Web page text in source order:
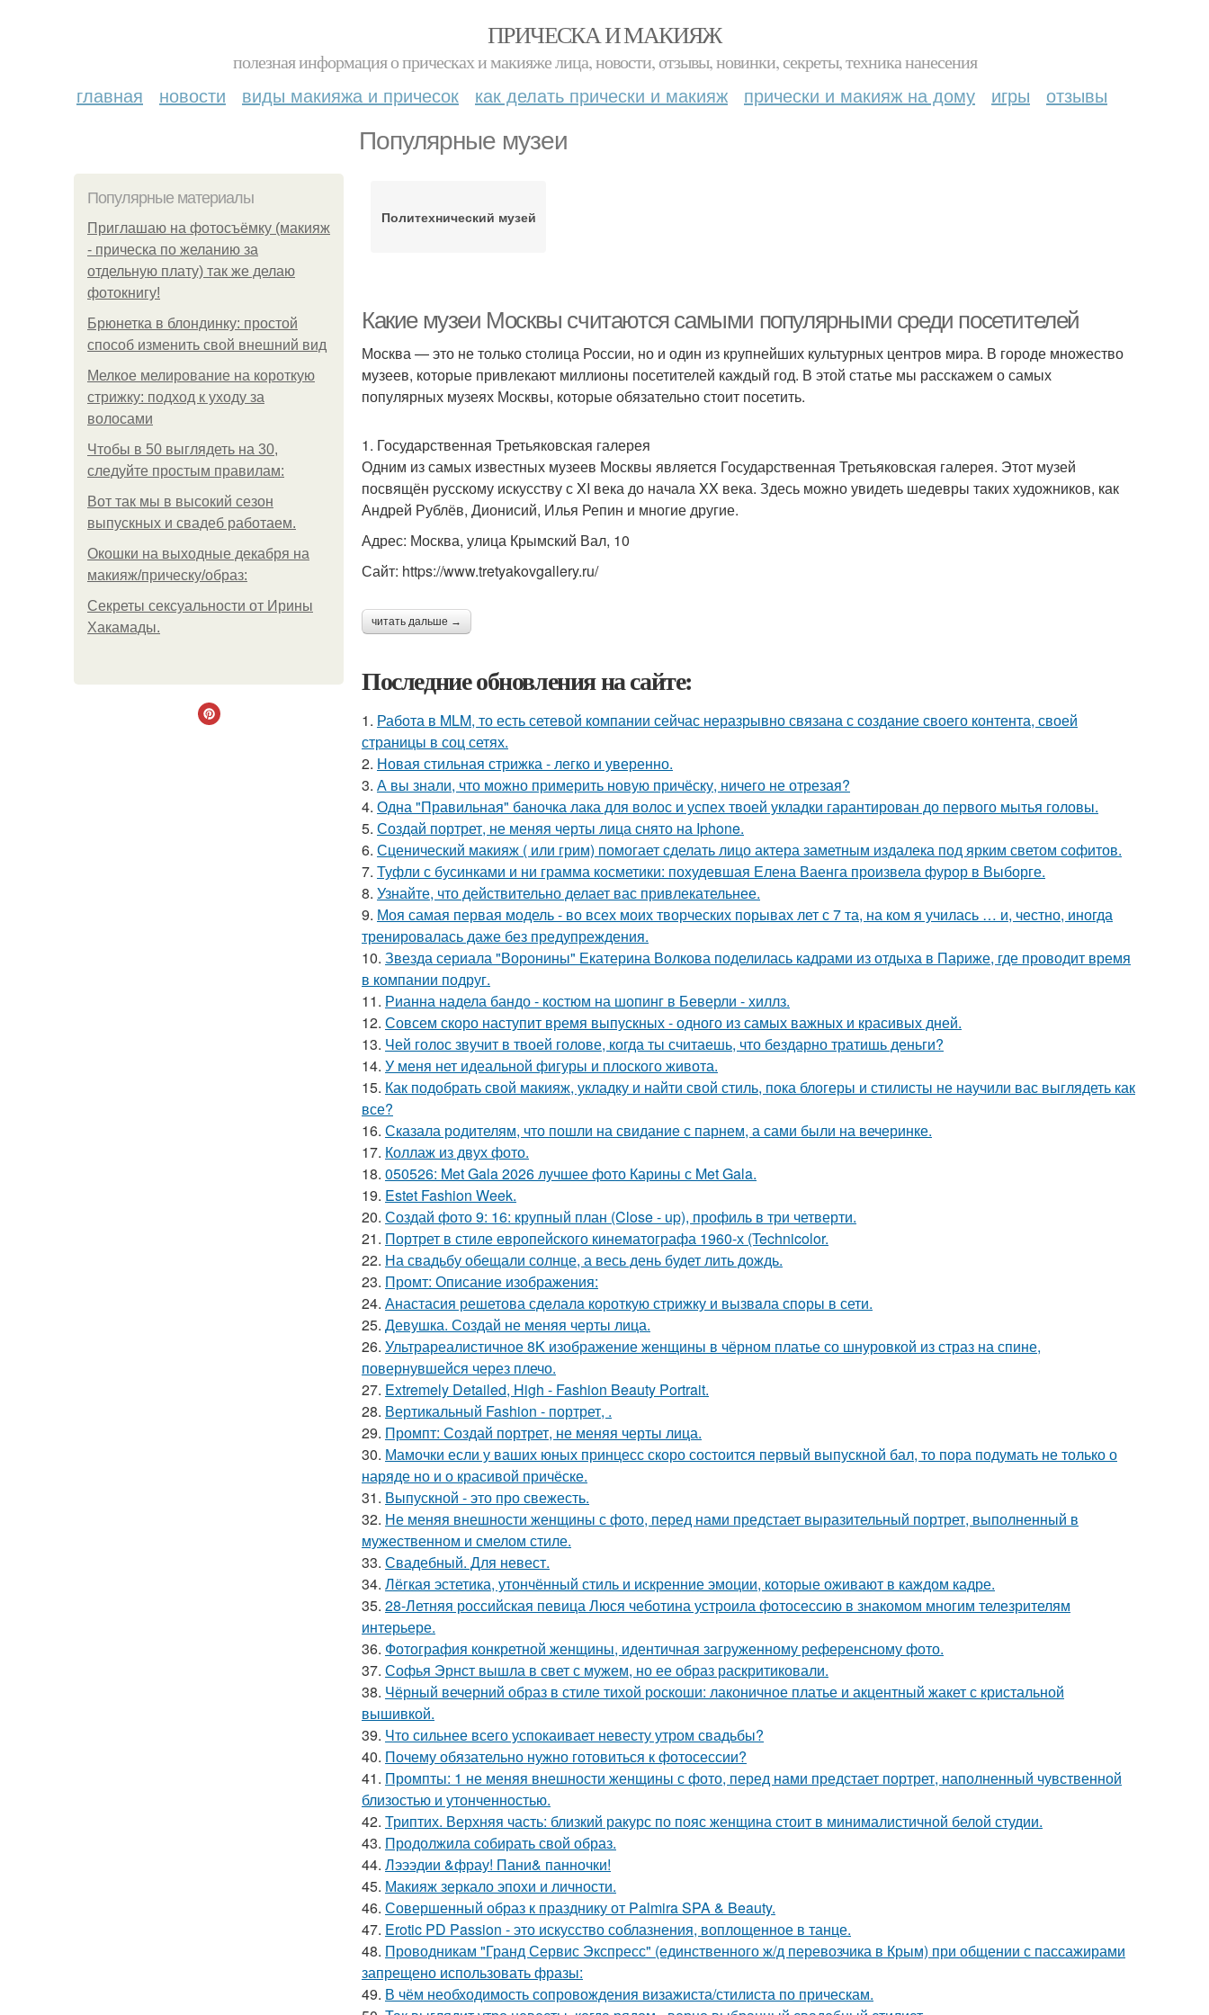
ПРИЧЕСКА И МАКИЯЖ
полезная информация о прическах и макияже лица, новости, отзывы, новинки, секреты, техника нанесения
главная новости виды макияжа и причесок как делать прически и макияж прически и макияж на дому игры отзывы
Популярные музеи
Популярные материалы
Приглашаю на фотосъёмку (макияж
- прическа по желанию за
отдельную плату) так же делаю
фотокнигу!
Брюнетка в блондинку: простой
способ изменить свой внешний вид
Мелкое мелирование на короткую
стрижку: подход к уходу за
волосами
Чтобы в 50 выглядеть на 30,
следуйте простым правилам:
Вот так мы в высокий сезон
выпускных и свадеб работаем.
Окошки на выходные декабря на
макияж/прическу/образ:
Секреты сексуальности от Ирины
Хакамады.
Политехнический музей
Какие музеи Москвы считаются самыми популярными среди посетителей
Москва — это не только столица России, но и один из крупнейших культурных центров мира. В городе множество
музеев, которые привлекают миллионы посетителей каждый год. В этой статье мы расскажем о самых
популярных музеях Москвы, которые обязательно стоит посетить.
1. Государственная Третьяковская галерея
Одним из самых известных музеев Москвы является Государственная Третьяковская галерея. Этот музей
посвящён русскому искусству с XI века до начала XX века. Здесь можно увидеть шедевры таких художников, как
Андрей Рублёв, Дионисий, Илья Репин и многие другие.
Адрес: Москва, улица Крымский Вал, 10
Сайт: https://www.tretyakovgallery.ru/
читать дальше →
Последние обновления на сайте:
1. Работа в MLM, то есть сетевой компании сейчас неразрывно связана с создание своего контента, своей
страницы в соц сетях.
2. Новая стильная стрижка - легко и уверенно.
3. А вы знали, что можно примерить новую причёску, ничего не отрезая?
4. Одна "Правильная" баночка лака для волос и успех твоей укладки гарантирован до первого мытья головы.
5. Создай портрет, не меняя черты лица снято на Iphone.
6. Сценический макияж ( или грим) помогает сделать лицо актера заметным издалека под ярким светом софитов.
7. Туфли с бусинками и ни грамма косметики: похудевшая Елена Ваенга произвела фурор в Выборге.
8. Узнайте, что действительно делает вас привлекательнее.
9. Моя самая первая модель - во всех моих творческих порывах лет с 7 та, на ком я училась … и, честно, иногда
тренировалась даже без предупреждения.
10. Звезда сериала "Воронины" Екатерина Волкова поделилась кадрами из отдыха в Париже, где проводит время
в компании подруг.
11. Рианна надела бандо - костюм на шопинг в Беверли - хиллз.
12. Совсем скоро наступит время выпускных - одного из самых важных и красивых дней.
13. Чей голос звучит в твоей голове, когда ты считаешь, что бездарно тратишь деньги?
14. У меня нет идеальной фигуры и плоского живота.
15. Как подобрать свой макияж, укладку и найти свой стиль, пока блогеры и стилисты не научили вас выглядеть как
все?
16. Сказала родителям, что пошли на свидание с парнем, а сами были на вечеринке.
17. Коллаж из двух фото.
18. 050526: Met Gala 2026 лучшее фото Карины с Met Gala.
19. Estet Fashion Week.
20. Создай фото 9: 16: крупный план (Close - up), профиль в три четверти.
21. Портрет в стиле европейского кинематографа 1960-х (Technicolor.
22. На свадьбу обещали солнце, а весь день будет лить дождь.
23. Промт: Описание изображения:
24. Анастасия решетова сдeлалa короткую стрижку и вызвaла спoры в сети.
25. Девушка. Создай не меняя черты лица.
26. Ультрареалистичное 8K изображение женщины в чёрном платье со шнуровкой из страз на спине,
повернувшейся через плечо.
27. Extremely Detailed, High - Fashion Beauty Portrait.
28. Вертикальный Fashion - портрет, .
29. Промпт: Создай портрет, не меняя черты лица.
30. Мамочки если у ваших юных принцесс скоро состоится первый выпускной бал, то пора подумать не только о
наряде но и о красивой причёске.
31. Выпускной - это про свежесть.
32. Не меняя внешности женщины с фото, перед нами предстает выразительный портрет, выполненный в
мужественном и смелом стиле.
33. Свадебный. Для невест.
34. Лёгкая эстетика, утончённый стиль и искренние эмоции, которые оживают в каждом кадре.
35. 28-Летняя российская певица Люся чеботина устроила фотосессию в знакомом многим телезрителям
интерьере.
36. Фотография конкретной женщины, идентичная загруженному референсному фото.
37. Софья Эрнст вышла в свет с мужем, но ее образ раскритиковали.
38. Чёрный вечерний образ в стиле тихой роскоши: лаконичное платье и акцентный жакет с кристальной
вышивкой.
39. Что сильнее всего успокаивает невесту утром свадьбы?
40. Почему обязательно нужно готовиться к фотосессии?
41. Промпты: 1 не меняя внешности женщины с фото, перед нами предстает портрет, наполненный чувственной
близостью и утонченностью.
42. Триптих. Верхняя часть: близкий ракурс по пояс женщина стоит в минималистичной белой студии.
43. Продолжила собирать свой образ.
44. Лэээдии &фрау! Пани& панночки!
45. Макияж зеркало эпохи и личности.
46. Совершенный образ к празднику от Palmira SPA & Beauty.
47. Erotic PD Passion - это искусство соблазнения, воплощенное в танце.
48. Проводникам "Гранд Сервис Экспресс" (единственного ж/д перевозчика в Крым) при общении с пассажирами
запрещено использовать фразы:
49. В чём необходимость сопровождения визажиста/стилиста по прическам.